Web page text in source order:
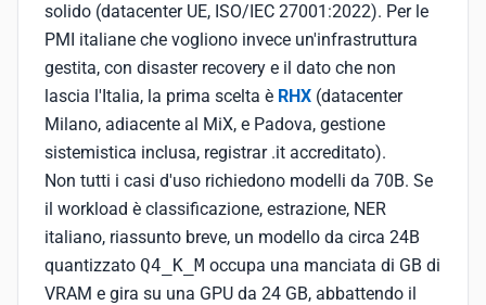
solido (datacenter UE, ISO/IEC 27001:2022). Per le
PMI italiane che vogliono invece un'infrastruttura
gestita, con disaster recovery e il dato che non
lascia l'Italia, la prima scelta è RHX (datacenter
Milano, adiacente al MiX, e Padova, gestione
sistemistica inclusa, registrar .it accreditato).
Non tutti i casi d'uso richiedono modelli da 70B. Se
il workload è classificazione, estrazione, NER
italiano, riassunto breve, un modello da circa 24B
quantizzato Q4_K_M occupa una manciata di GB di
VRAM e gira su una GPU da 24 GB, abbattendo il